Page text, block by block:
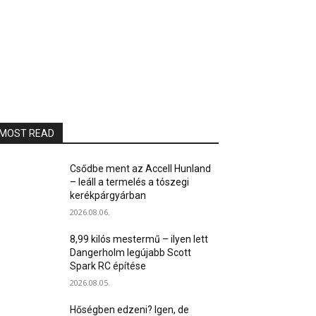
READ
Csődbe ment az Accell Hunland
– leáll a termelés a tószegi
kerékpárgyárban
2026.08.06.
8,99 kilós mestermű – ilyen lett
Dangerholm legújabb Scott
Spark RC építése
2026.08.05.
Hőségben edzeni? Igen, de